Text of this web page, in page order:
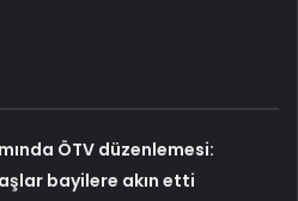
ÖTV düzenlemesi:
bayilere akın etti